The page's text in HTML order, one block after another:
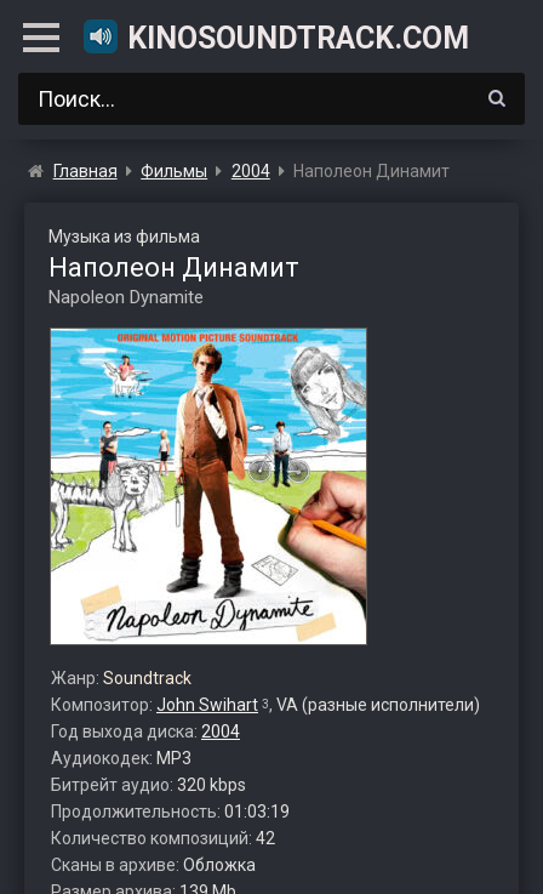
KINOSOUNDTRACK.COM
Главная Фильмы 2004 Наполеон Динамит
Музыка из фильма
Наполеон Динамит
Napoleon Dynamite
Жанр: Soundtrack
Композитор: John Swihart 3, VA (разные исполнители)
Год выхода диска: 2004
Аудиокодек: MP3
Битрейт аудио: 320 kbps
Продолжительность: 01:03:19
Количество композиций: 42
Сканы в архиве: Обложка